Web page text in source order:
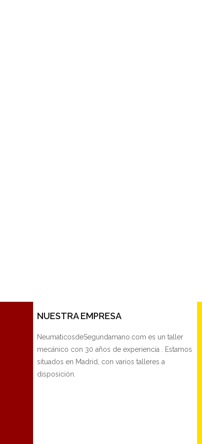
NUESTRA EMPRESA
NeumaticosdeSegundamano.com es un taller
mecánico con 30 años de experiencia . Estamos
situados en Madrid, con varios talleres a
disposición.